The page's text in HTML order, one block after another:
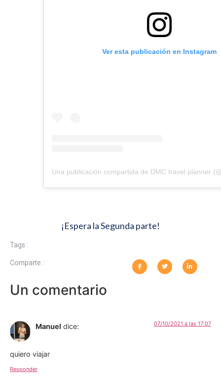
Ver esta publicación en Instagram
Una publicación compartida de DMC travel planner
¡Espera la Segunda parte!
Tags :
Comparte :
Un comentario
Manuel dice: 07/10/2021 a las 17:07
quiero viajar
Responder